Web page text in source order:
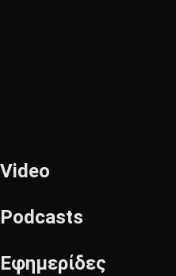
Video
Podcasts
Εφημερίδες